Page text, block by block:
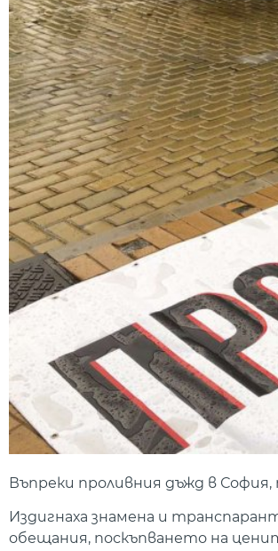
Въпреки проливния дъжд в
Издигнаха знамена и
обещания, поскъпването на